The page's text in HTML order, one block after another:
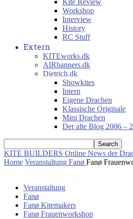
Kite Review
Workshop
Interview
History
RC Stuff
Extern
KITEworks.dk
AIRbanners.dk
Dietrich.dk
Showkites
Intern
Eigene Drachen
Klassische Originale
Mini Drachen
Der alte Blog 2006 –
KITE BUILDERS Online News der
Home Veranstaltung Fanø Fanø
Veranstaltung
Fanø
Fanø Kitemakers
Fanø Frauenworkshop